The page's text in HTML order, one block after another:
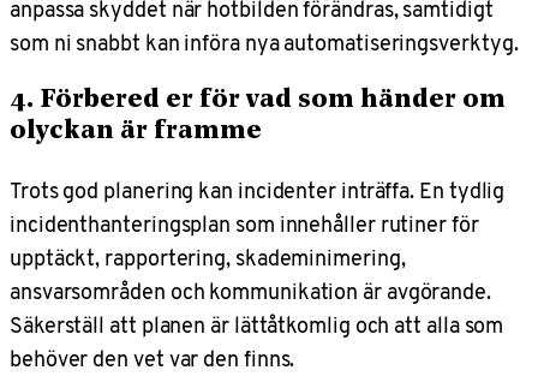
anpassa skyddet när hotbilden förändras, samtidigt
som ni snabbt kan införa nya automatiseringsverktyg.
4. Förbered er för vad som händer om
olyckan är framme
Trots god planering kan incidenter inträffa. En tydlig
incidenthanteringsplan som innehåller rutiner för
upptäckt, rapportering, skademinimering,
ansvarsområden och kommunikation är avgörande.
Säkerställ att planen är lättåtkomlig och att alla som
behöver den vet var den finns.